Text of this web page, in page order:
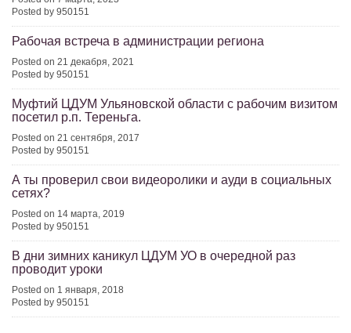
Posted by 950151
Рабочая встреча в администрации региона
Posted on 21 декабря, 2021
Posted by 950151
Муфтий ЦДУМ Ульяновской области с рабочим визитом
посетил р.п. Тереньга.
Posted on 21 сентября, 2017
Posted by 950151
А ты проверил свои видеоролики и ауди в социальных
сетях?
Posted on 14 марта, 2019
Posted by 950151
В дни зимних каникул ЦДУМ УО в очередной раз
проводит уроки
Posted on 1 января, 2018
Posted by 950151